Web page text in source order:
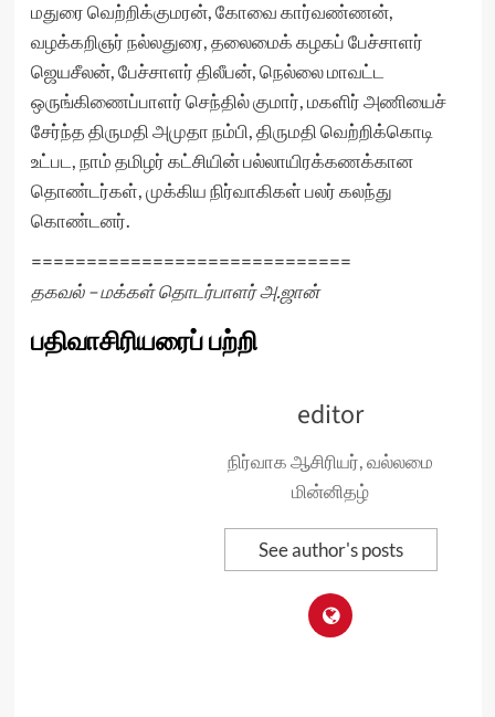
மதுரை வெற்றிக்குமரன், கோவை கார்வண்ணன்,
வழக்கறிஞர் நல்லதுரை, தலைமைக் கழகப் பேச்சாளர்
ஜெயசீலன், பேச்சாளர் திலீபன், நெல்லை மாவட்ட
ஒருங்கிணைப்பாளர் செந்தில் குமார், மகளிர் அணியைச்
சேர்ந்த திருமதி அமுதா நம்பி, திருமதி வெற்றிக்கொடி
உட்பட, நாம் தமிழர் கட்சியின் பல்லாயிரக்கணக்கான
தொண்டர்கள், முக்கிய நிர்வாகிகள் பலர் கலந்து
கொண்டனர்.
=============================
தகவல் – மக்கள் தொடர்பாளர் அ.ஜான்
பதிவாசிரியரைப் பற்றி
editor
நிர்வாக ஆசிரியர், வல்லமை
மின்னிதழ்
See author's posts